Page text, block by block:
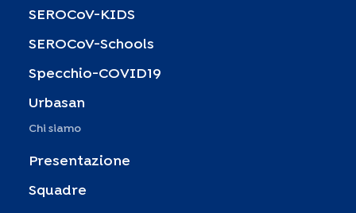
SEROCoV-KIDS
SEROCoV-Schools
Specchio-COVID19
Urbasan
Chi siamo
Presentazione
Squadre